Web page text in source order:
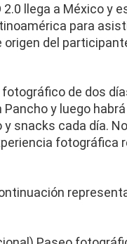
2.0 llega a México y
para
origen del
de dos
Pancho y luego
y snacks cada día.
fotográfica